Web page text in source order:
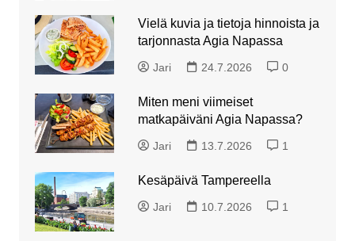
Vielä kuvia ja tietoja hinnoista ja
tarjonnasta Agia Napassa
Jari 24.7.2026 0
Miten meni viimeiset
matkapäiväni Agia Napassa?
Jari 13.7.2026 1
Kesäpäivä Tampereella
Jari 10.7.2026 1